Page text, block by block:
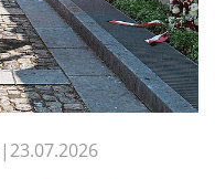
23.07.2026